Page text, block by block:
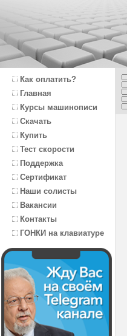
Как оплатить?
Главная
Курсы машинописи
Скачать
Купить
Тест скорости
Поддержка
Сертификат
Наши солисты
Вакансии
Контакты
ГОНКИ на клавиатуре